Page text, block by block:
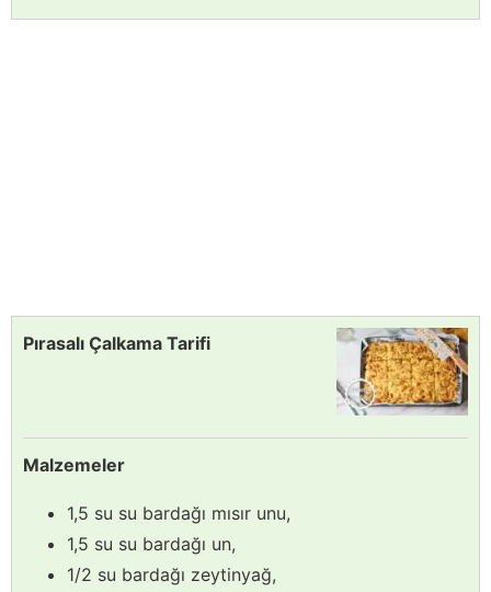
Pırasalı Çalkama Tarifi
Malzemeler
1,5 su su bardağı mısır unu,
1,5 su su bardağı un,
1/2 su bardağı zeytinyağ,